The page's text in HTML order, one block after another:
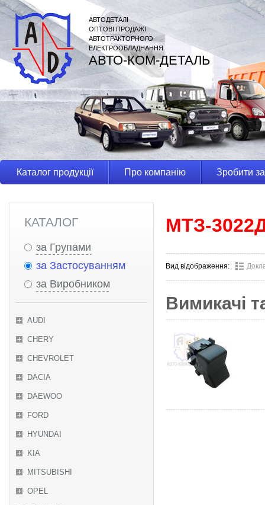
АВТОДЕТАЛІ
ОПТОВІ ПРОДАЖІ
АВТОТРАКТОРНОГО
ЕЛЕКТРООБЛАДНАННЯ
АВТО-КОМ-ДЕТАЛЬ
Каталог продукції Про компанію Зробити
КАТАЛОГ
за Групами
за Застосуванням
за Виробником
AUDI
CHERY
CHEVROLET
DACIA
DAEWOO
FORD
HYUNDAI
KIA
MITSUBISHI
OPEL
МТЗ-
Вид відображення:
Вимикачі